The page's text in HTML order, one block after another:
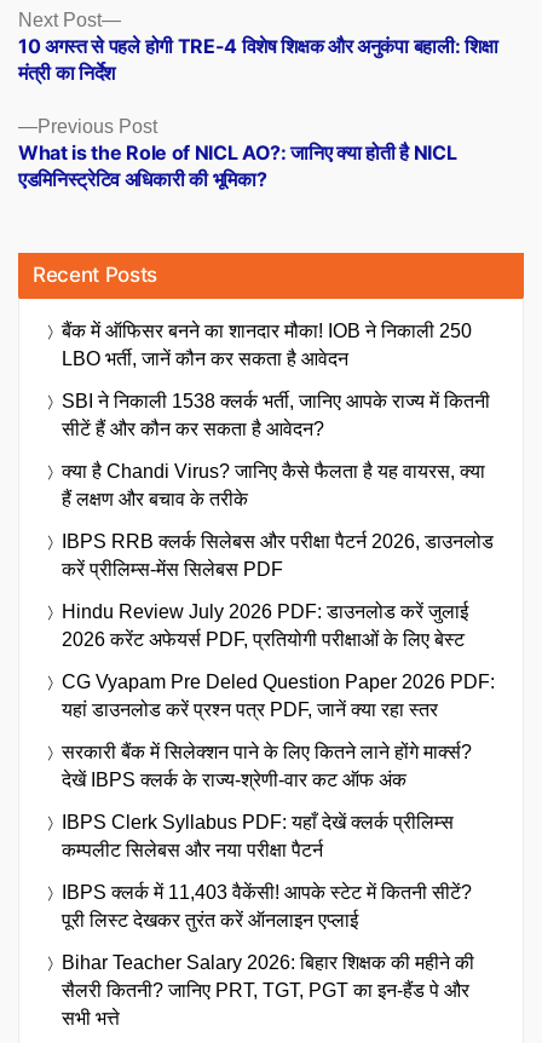
Posts
navigation
Previous PostPrevious
post:
What is the Role of NICL AO?: जानिए क्या होती है NICL
एडमिनिस्ट्रेटिव अधिकारी की भूमिका?
Next Post
Next
post:
10 अगस्त से पहले होगी TRE-4 विशेष शिक्षक और अनुकंपा बहाली: शिक्षा
मंत्री का निर्देश
Recent Posts
बैंक में ऑफिसर बनने का शानदार मौका! IOB ने निकाली 250
LBO भर्ती, जानें कौन कर सकता है आवेदन
SBI ने निकाली 1538 क्लर्क भर्ती, जानिए आपके राज्य में कितनी
सीटें हैं और कौन कर सकता है आवेदन?
क्या है Chandi Virus? जानिए कैसे फैलता है यह वायरस, क्या
हैं लक्षण और बचाव के तरीके
IBPS RRB क्लर्क सिलेबस और परीक्षा पैटर्न 2026, डाउनलोड
करें प्रीलिम्स-मेंस सिलेबस PDF
Hindu Review July 2026 PDF: डाउनलोड करें जुलाई
2026 करेंट अफेयर्स PDF, प्रतियोगी परीक्षाओं के लिए बेस्ट
CG Vyapam Pre Deled Question Paper 2026 PDF:
यहां डाउनलोड करें प्रश्न पत्र PDF, जानें क्या रहा स्तर
सरकारी बैंक में सिलेक्शन पाने के लिए कितने लाने होंगे मार्क्स?
देखें IBPS क्लर्क के राज्य-श्रेणी-वार कट ऑफ अंक
IBPS Clerk Syllabus PDF: यहाँ देखें क्लर्क प्रीलिम्स
कम्पलीट सिलेबस और नया परीक्षा पैटर्न
IBPS क्लर्क में 11,403 वैकेंसी! आपके स्टेट में कितनी सीटें?
पूरी लिस्ट देखकर तुरंत करें ऑनलाइन एप्लाई
Bihar Teacher Salary 2026: बिहार शिक्षक की महीने की
सैलरी कितनी? जानिए PRT, TGT, PGT का इन-हैंड पे और
सभी भत्ते